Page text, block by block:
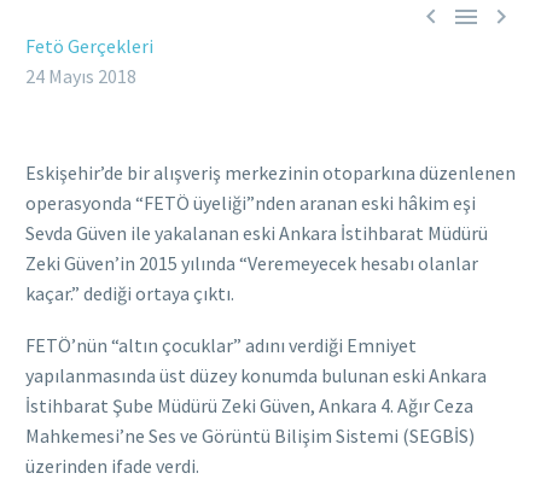
  
Fetö Gerçekleri
24 Mayıs 2018
Eskişehir’de bir alışveriş merkezinin otoparkına düzenlenen
operasyonda “FETÖ üyeliği”nden aranan eski hâkim eşi
Sevda Güven ile yakalanan eski Ankara İstihbarat Müdürü
Zeki Güven’in 2015 yılında “Veremeyecek hesabı olanlar
kaçar.” dediği ortaya çıktı.
FETÖ’nün “altın çocuklar” adını verdiği Emniyet
yapılanmasında üst düzey konumda bulunan eski Ankara
İstihbarat Şube Müdürü Zeki Güven, Ankara 4. Ağır Ceza
Mahkemesi’ne Ses ve Görüntü Bilişim Sistemi (SEGBİS)
üzerinden ifade verdi.